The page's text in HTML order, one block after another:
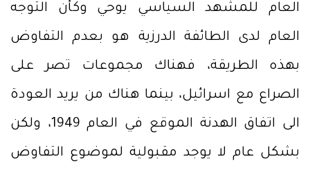
العام للمشهد السياسي يوحي وكأن التوجه
العام لدى الطائفة الدرزية هو بعدم التفاوض
بهذه الطريقة، فهناك مجموعات تصر على
الصراع مع اسرائيل، بينما هناك من يريد العودة
الى اتفاق الهدنة الموقع في العام 1949، ولكن
بشكل عام لا يوجد مقبولية لموضوع التفاوض